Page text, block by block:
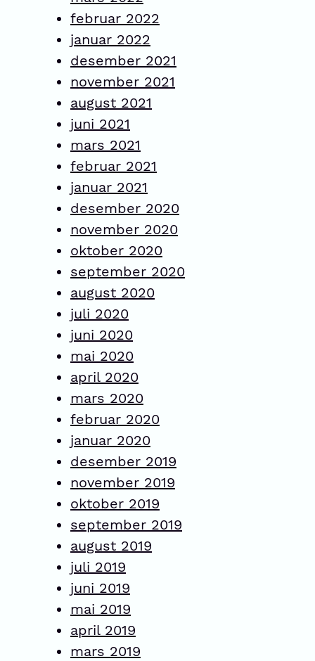
februar 2022
januar 2022
desember 2021
november 2021
august 2021
juni 2021
mars 2021
februar 2021
januar 2021
desember 2020
november 2020
oktober 2020
september 2020
august 2020
juli 2020
juni 2020
mai 2020
april 2020
mars 2020
februar 2020
januar 2020
desember 2019
november 2019
oktober 2019
september 2019
august 2019
juli 2019
juni 2019
mai 2019
april 2019
mars 2019